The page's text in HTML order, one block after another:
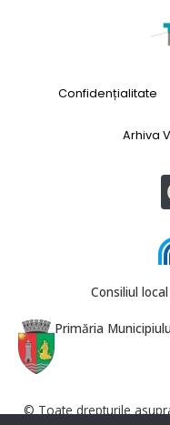
Confidențialitate
Arhiva
Consiliul
Primăria
© Toate drepturile